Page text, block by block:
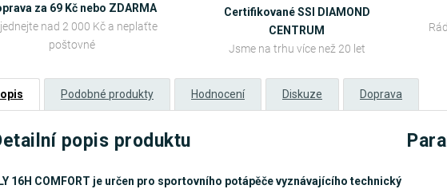
za 69 Kč nebo ZDARMA
nad 2 000 Kč a neplaťte
poštovné
Certifikované SSI DIAMOND
CENTRUM
Jsme na trhu více než 20 let
Podobné produkty Hodnocení Diskuze Doprava
popis produktu
16H COMFORT je určen pro sportovního potápěče vyznávajícího technický